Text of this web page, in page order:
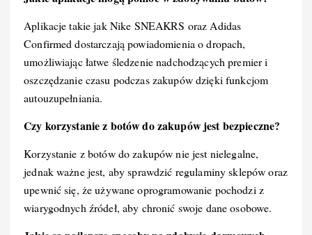
Aplikacje takie jak Nike SNEAKRS oraz Adidas
Confirmed dostarczają powiadomienia o dropach,
umożliwiając łatwe śledzenie nadchodzących premier i
oszczędzanie czasu podczas zakupów dzięki funkcjom
autouzupełniania.
Czy korzystanie z botów do zakupów jest bezpieczne?
Korzystanie z botów do zakupów nie jest nielegalne,
jednak ważne jest, aby sprawdzić regulaminy sklepów oraz
upewnić się, że używane oprogramowanie pochodzi z
wiarygodnych źródeł, aby chronić swoje dane osobowe.